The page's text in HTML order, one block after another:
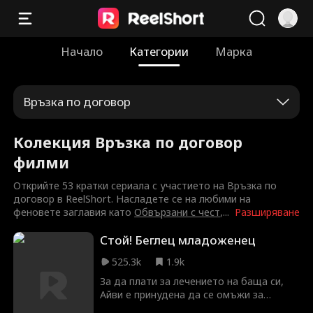
Начало Категории Марка
Връзка по договор
Колекция Връзка по договор
филми
Разширяване
Открийте 53 кратки сериала с участието на Връзка по
договор в ReelShort. Насладете се на любими на
феновете заглавия катоОбвързани с чест,...
Стой! Беглец младоженец
525.3k
1.9k
За да плати за лечението на баща си,
Айви е принудена да се омъжи за